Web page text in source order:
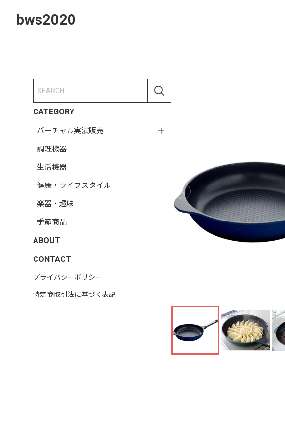
bws2020
CATEGORY
バーチャル実演販売
調理機器
生活機器
健康・ライフスタイル
楽器・趣味
季節商品
ABOUT
CONTACT
プライバシーポリシー
特定商取引法に基づく表記